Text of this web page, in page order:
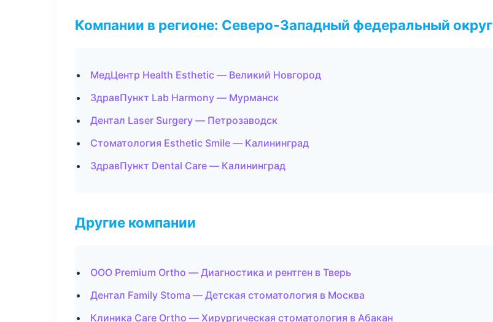
Компании в регионе: Северо-Западный федеральный округ
МедЦентр Health Esthetic — Великий Новгород
ЗдравПункт Lab Harmony — Мурманск
Дентал Laser Surgery — Петрозаводск
Стоматология Esthetic Smile — Калининград
ЗдравПункт Dental Care — Калининград
Другие компании
ООО Premium Ortho — Диагностика и рентген в Тверь
Дентал Family Stoma — Детская стоматология в Москва
Клиника Care Ortho — Хирургическая стоматология в Абакан